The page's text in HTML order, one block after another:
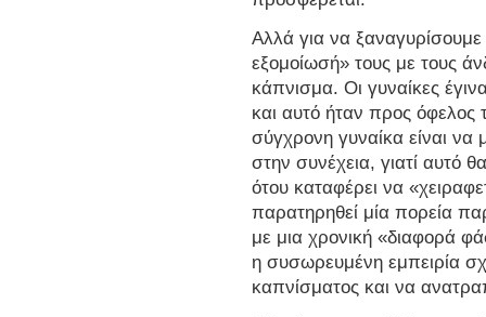
Αλλά για να ξαναγυρίσουμε
εξομοίωσή» τους με τους
κάπνισμα. Οι γυναίκες
και αυτό ήταν προς όφελος
σύγχρονη γυναίκα είναι να
στην συνέχεια, γιατί αυτό
ότου καταφέρει να
παρατηρηθεί μία πορεία
με μια χρονική «διαφορά
η συσωρευμένη εμπειρία
καπνίσματος και να